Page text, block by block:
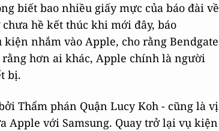
biết bao nhiều giấy mực của báo đài về
hề kết thúc khi mới đây, báo
nhắm vào Apple, cho rằng Bendgate
rằng hơn ai khác, Apple chính là người
bị.
Thẩm phán Quận Lucy Koh - cũng là vị
Apple với Samsung. Quay trở lại vụ kiện